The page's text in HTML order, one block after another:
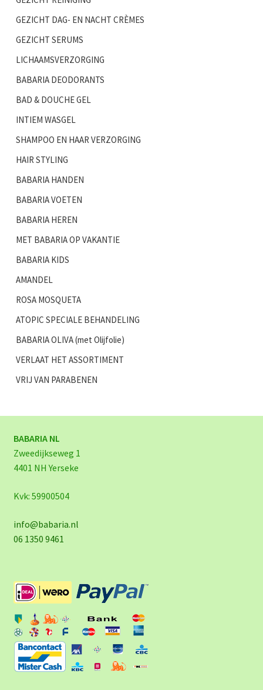
GEZICHT DAG- EN NACHT CRÈMES
GEZICHT SERUMS
LICHAAMSVERZORGING
BABARIA DEODORANTS
BAD & DOUCHE GEL
INTIEM WASGEL
SHAMPOO EN HAAR VERZORGING
HAIR STYLING
BABARIA HANDEN
BABARIA VOETEN
BABARIA HEREN
MET BABARIA OP VAKANTIE
BABARIA KIDS
AMANDEL
ROSA MOSQUETA
ATOPIC SPECIALE BEHANDELING
BABARIA OLIVA (met Olijfolie)
VERLAAT HET ASSORTIMENT
VRIJ VAN PARABENEN
BABARIA NL
Zweedijkseweg 1
4401 NH Yerseke
Kvk: 59900504
info@babaria.nl
06 1350 9461